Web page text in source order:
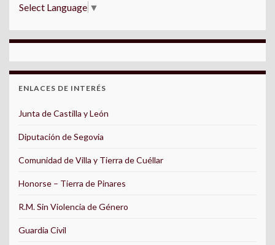
Select Language ▼
ENLACES DE INTERÉS
Junta de Castilla y León
Diputación de Segovia
Comunidad de Villa y Tierra de Cuéllar
Honorse – Tierra de Pinares
R.M. Sin Violencia de Género
Guardia Civil